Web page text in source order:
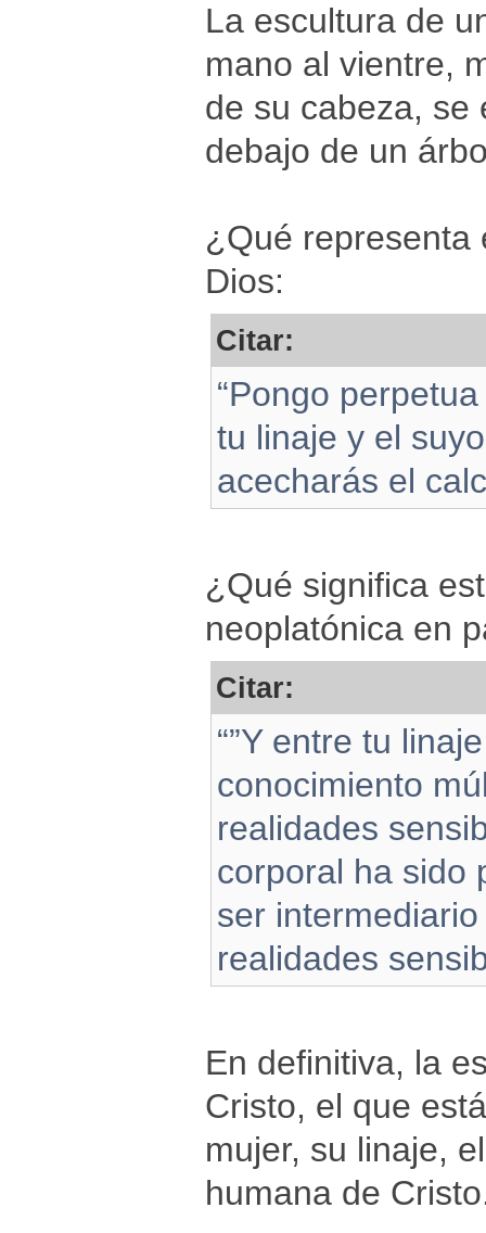
La escultura de
mano al vientre,
de su cabeza, se
debajo de un
¿Qué representa
Dios:
Citar:
“Pongo
tu linaje y el
acecharás el
¿Qué significa
neoplatónica en
Citar:
“”Y entre tu
conocimiento
realidades
corporal ha sido
ser
realidades
En definitiva, la
Cristo, el que
mujer, su linaje,
humana de